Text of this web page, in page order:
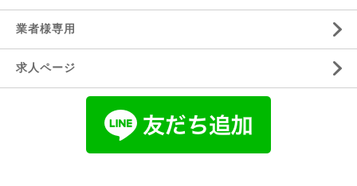
業者様専用
求人ページ